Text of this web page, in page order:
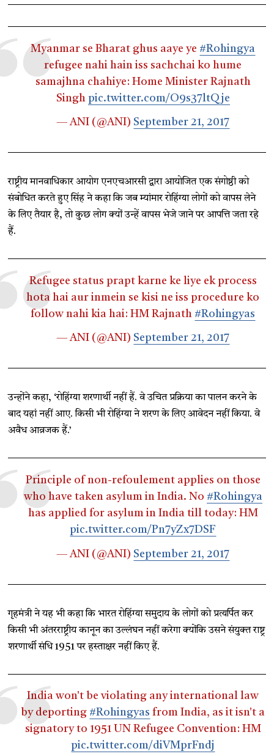
Myanmar se Bharat ghus aaye ye #Rohingya
refugee nahi hain iss sachchai ko hume
samajhna chahiye: Home Minister Rajnath
Singh pic.twitter.com/O9s37ltQje
— ANI (@ANI) September 21, 2017
राष्ट्रीय मानवाधिकार आयोग एनएचआरसी द्वारा आयोजित एक संगोष्ठी को
संबोधित करते हुए सिंह ने कहा कि जब म्यांमार रोहिंग्या लोगों को वापस लेने
के लिए तैयार है, तो कुछ लोग क्यों उन्हें वापस भेजे जाने पर आपत्ति जता रहे
हैं.
Refugee status prapt karne ke liye ek process
hota hai aur inmein se kisi ne iss procedure ko
follow nahi kia hai: HM Rajnath #Rohingyas
— ANI (@ANI) September 21, 2017
उन्होंने कहा, ‘रोहिंग्या शरणार्थी नहीं हैं. वे उचित प्रक्रिया का पालन करने के
बाद यहां नहीं आए. किसी भी रोहिंग्या ने शरण के लिए आवेदन नहीं किया. वे
अवैध आव्रजक हैं.’
Principle of non-refoulement applies on those
who have taken asylum in India. No #Rohingya
has applied for asylum in India till today: HM
pic.twitter.com/Pn7yZx7DSF
— ANI (@ANI) September 21, 2017
गृहमंत्री ने यह भी कहा कि भारत रोहिंग्या समुदाय के लोगों को प्रत्यर्पित कर
किसी भी अंतरराष्ट्रीय कानून का उल्लंघन नहीं करेगा क्योंकि उसने संयुक्त राष्ट्र
शरणार्थी संधि 1951 पर हस्ताक्षर नहीं किए हैं.
India won't be violating any international law
by deporting #Rohingyas from India, as it isn't a
signatory to 1951 UN Refugee Convention: HM
pic.twitter.com/diVMprFndj